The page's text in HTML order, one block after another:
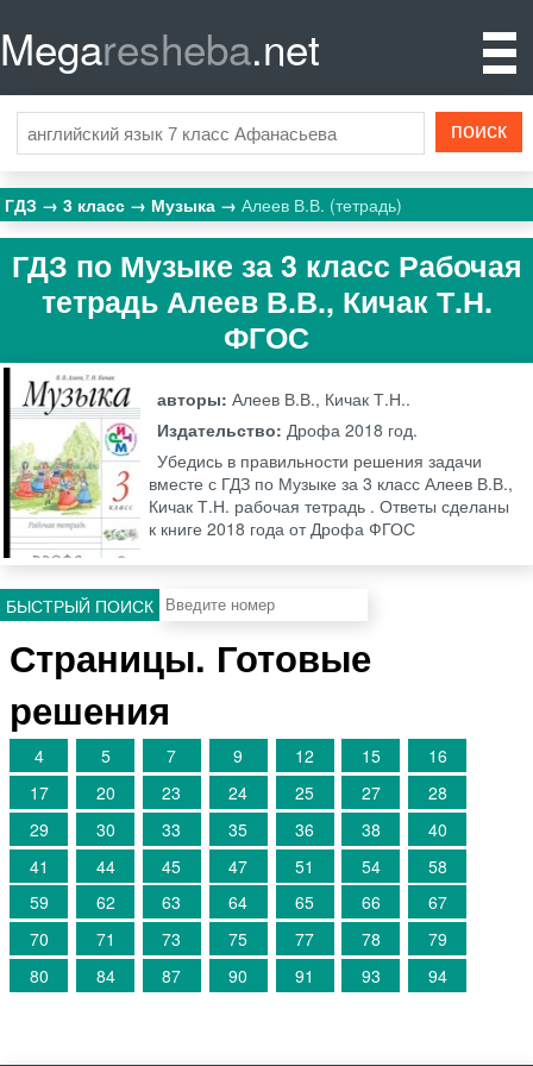
Megaresheba.net
ГДЗ 3 класс Музыка Алеев В.В. (тетрадь)
ГДЗ по Музыке за 3 класс Рабочая
тетрадь Алеев В.В., Кичак Т.Н.
ФГОС
авторы:Алеев В.В., Кичак Т.Н..
Издательство:Дрофа 2018 год.
Убедись в правильности решения задачи
вместе с ГДЗ по Музыке за 3 класс Алеев В.В.,
Кичак Т.Н. рабочая тетрадь . Ответы сделаны
к книге 2018 года от Дрофа ФГОС
БЫСТРЫЙ ПОИСК
Страницы. Готовые
решения
4 5 7 9 12 15
16
17
20 23 24 25 27
28
29
30 33 35 36 38
40
41
44 45 47 51 54
58
59
62 63 64 65 66
67
70
71 73 75 77 78
79
80
84 87 90 91 93 94